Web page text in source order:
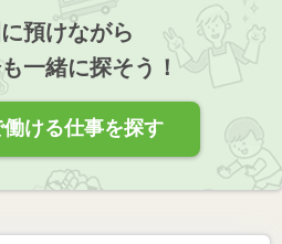
預けながら
一緒に探そう！
ける仕事を探す